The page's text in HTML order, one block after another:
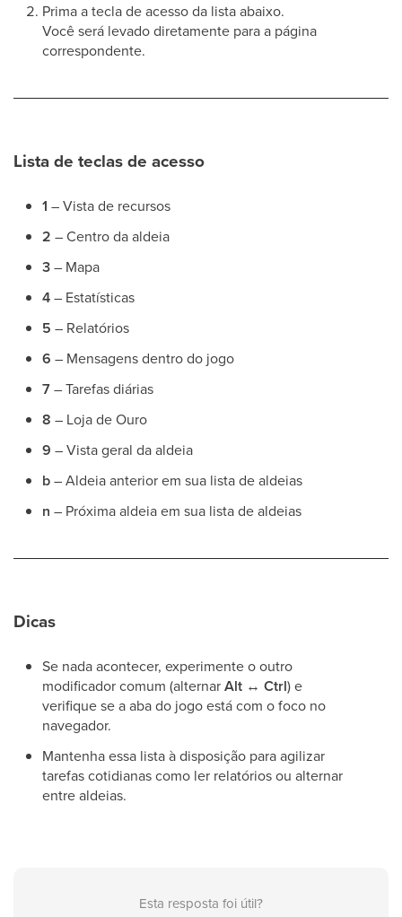
Prima a tecla de acesso da lista abaixo.
Você será levado diretamente para a página
correspondente.
Lista de teclas de acesso
1 – Vista de recursos
2 – Centro da aldeia
3– Mapa
4– Estatísticas
5 – Relatórios
6 – Mensagens dentro do jogo
7– Tarefas diárias
8 – Loja de Ouro
9 – Vista geral da aldeia
b– Aldeia anterior em sua lista de aldeias
n – Próxima aldeia em sua lista de aldeias
Dicas
Se nada acontecer, experimente o outro
modificador comum (alternarAlt ↔ Ctrl) e
verifique se a aba do jogo está com o foco no
navegador.
Mantenha essa lista à disposição para agilizar
tarefas cotidianas como ler relatórios ou alternar
entre aldeias.
Esta resposta foi útil?